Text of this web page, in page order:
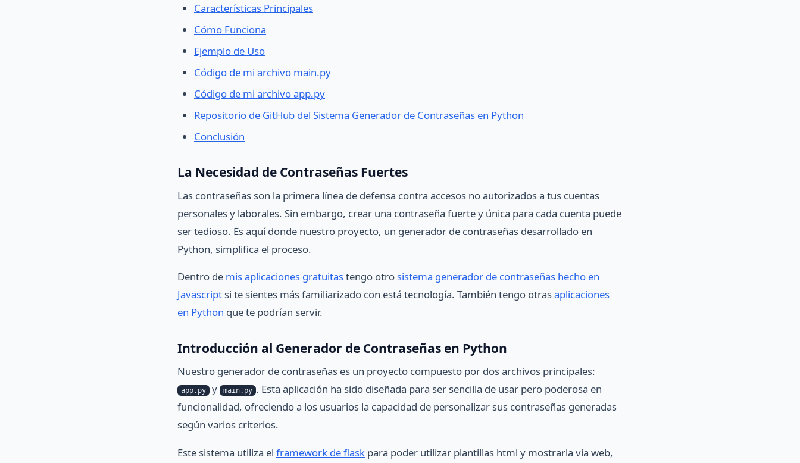
Características Principales
Cómo Funciona
Ejemplo de Uso
Código de mi archivo main.py
Código de mi archivo app.py
Repositorio de GitHub del Sistema Generador de Contraseñas en Python
Conclusión
La Necesidad de Contraseñas Fuertes
Las contraseñas son la primera línea de defensa contra accesos no autorizados a tus cuentas
personales y laborales. Sin embargo, crear una contraseña fuerte y única para cada cuenta puede
ser tedioso. Es aquí donde nuestro proyecto, un generador de contraseñas desarrollado en
Python, simplifica el proceso.
Dentro de mis aplicaciones gratuitastengo otro sistema generador de contraseñas hecho en
Javascript si te sientes más familiarizado con está tecnología. También tengo otrasaplicaciones
en Python que te podrían servir.
Introducción al Generador de Contraseñas en Python
Nuestro generador de contraseñas es un proyecto compuesto por dos archivos principales:
app.py y main.py . Esta aplicación ha sido diseñada para ser sencilla de usar pero poderosa en
funcionalidad, ofreciendo a los usuarios la capacidad de personalizar sus contraseñas generadas
según varios criterios.
Este sistema utiliza el framework de flask para poder utilizar plantillas html y mostrarla vía web,